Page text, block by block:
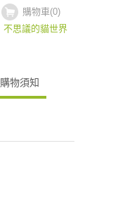
購物車(0)
不思議的貓世界
購物須知